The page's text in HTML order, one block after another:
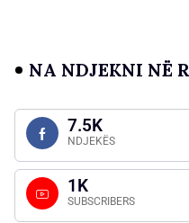
NA NDJEKNI NË
7.5K
NDJEKËS
1K
SUBSCRIBERS